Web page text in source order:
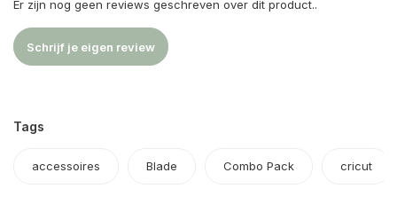
Er zijn nog geen reviews geschreven over dit product..
Schrijf je eigen review
Tags
accessoires Blade Combo Pack cricut